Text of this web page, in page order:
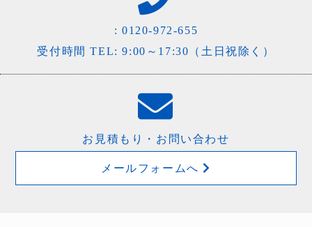
: 0120-972-655
受付時間 TEL: 9:00～17:30（土日祝除く）
お見積もり・お問い合わせ
メールフォームへ